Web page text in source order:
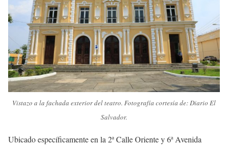
Vistazo a la fachada exterior del teatro. Fotografía cortesía de: Diario El
Salvador.
Ubicado específicamente en la 2ª Calle Oriente y 6ª Avenida